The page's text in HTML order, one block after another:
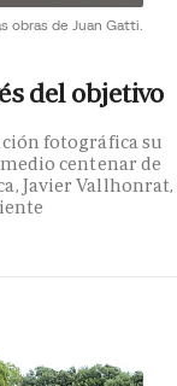
obras de Juan Gatti.
del objetivo
fotográfica su
centenar de
Javier Vallhonrat,